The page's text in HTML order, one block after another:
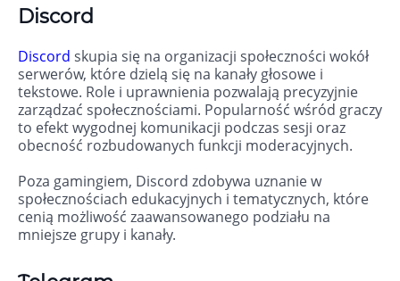
Discord
Discord skupia się na organizacji społeczności wokół
serwerów, które dzielą się na kanały głosowe i
tekstowe. Role i uprawnienia pozwalają precyzyjnie
zarządzać społecznościami. Popularność wśród graczy
to efekt wygodnej komunikacji podczas sesji oraz
obecność rozbudowanych funkcji moderacyjnych.
Poza gamingiem, Discord zdobywa uznanie w
społecznościach edukacyjnych i tematycznych, które
cenią możliwość zaawansowanego podziału na
mniejsze grupy i kanały.